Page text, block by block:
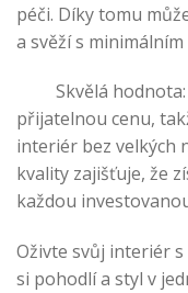
péči. Díky tomu
a svěží s minimálním
Skvělá hodnota:
přijatelnou cenu,
interiér bez velkých
kvality zajišťuje, že
každou
Oživte svůj interiér
si pohodlí a styl v